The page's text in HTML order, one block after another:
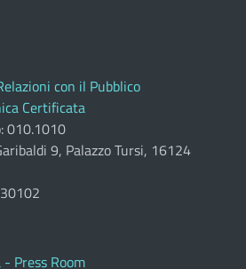
con il Pubblico
Certificata
010.1010
9, Palazzo Tursi, 16124
Press Room